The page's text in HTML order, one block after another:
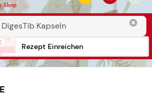
Rezept Einreichen